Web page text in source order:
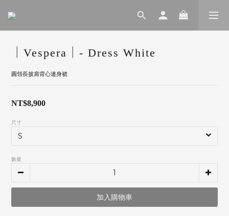
｜Vespera｜- Dress White
圓領長披肩背心連身裙
NT$8,900
尺寸
數量
加入購物車